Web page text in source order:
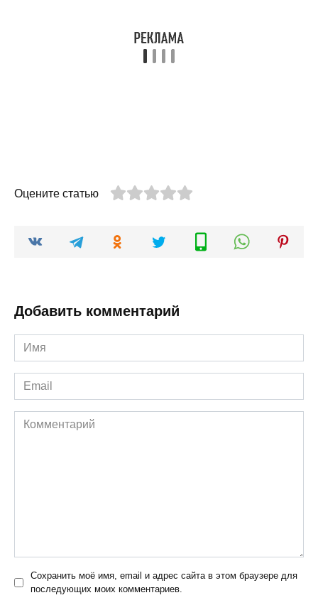
Оцените статью
Добавить комментарий
Имя
*
Email
*
Комментарий
Сохранить моё имя, email и адрес сайта в этом браузере для
последующих моих комментариев.